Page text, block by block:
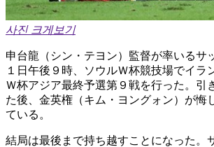
사진 크게보기
申台龍（シン・テヨン）監督が率いるサ
１日午後９時、ソウルＷ杯競技場でイラ
Ｗ杯アジア最終予選第９戦を行った。引
た後、金英権（キム・ヨングォン）が悔
ている。
結局は最後まで持ち越すことになった。